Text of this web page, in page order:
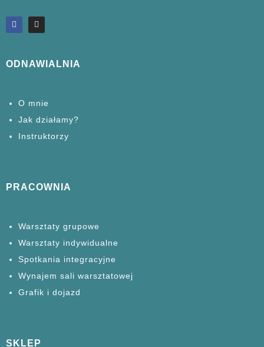
ODNAWIALNIA
O mnie
Jak działamy?
Instruktorzy
PRACOWNIA
Warsztaty grupowe
Warsztaty indywidualne
Spotkania integracyjne
Wynajem sali warsztatowej
Grafik i dojazd
SKLEP